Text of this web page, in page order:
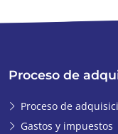
Proceso de
Proceso de
Gastos y impuestos